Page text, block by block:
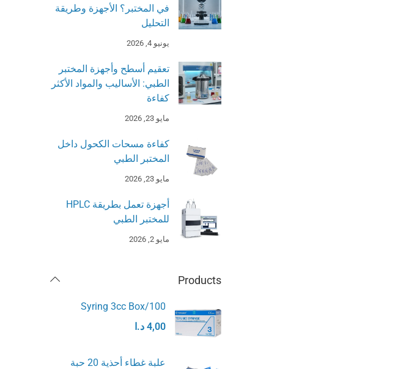
في المختبر؟ الأجهزة وطريقة
التحليل
يونيو 4, 2026
تعقيم أسطح وأجهزة المختبر
الطبي: الأساليب والمواد الأكثر
كفاءة
مايو 23, 2026
كفاءة مسحات الكحول داخل
المختبر الطبي
مايو 23, 2026
أجهزة تعمل بطريقة HPLC
للمختبر الطبي
مايو 2, 2026
Products
Syring 3cc Box/100
4,00 د.ا
علبة غطاء أحذية 20 حبة